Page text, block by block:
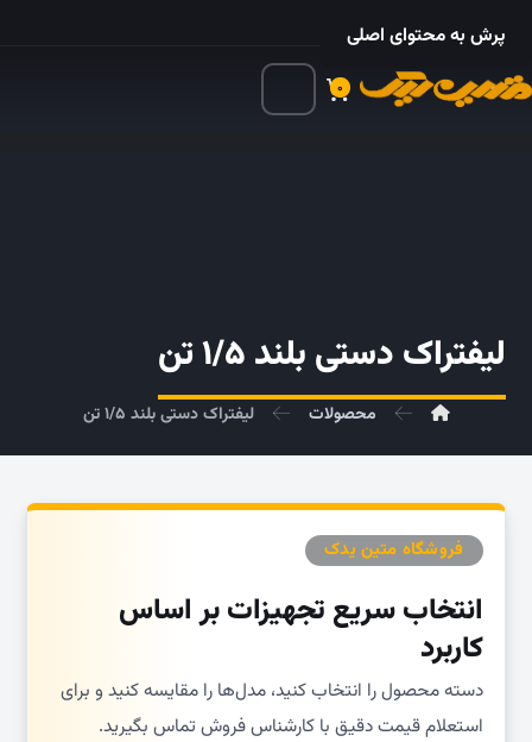
۰۲۱ – ۵۵۲۴ ۵۳۲۵
۰
پرش به محتوای اصلی
لیفتراک دستی بلند ۱/۵ تن
محصولات لیفتراک دستی بلند ۱/۵ تن
فروشگاه متین یدک
انتخاب سریع تجهیزات بر اساس
کاربرد
دسته محصول را انتخاب کنید، مدل‌ها را مقایسه کنید و برای
استعلام قیمت دقیق با کارشناس فروش تماس بگیرید.